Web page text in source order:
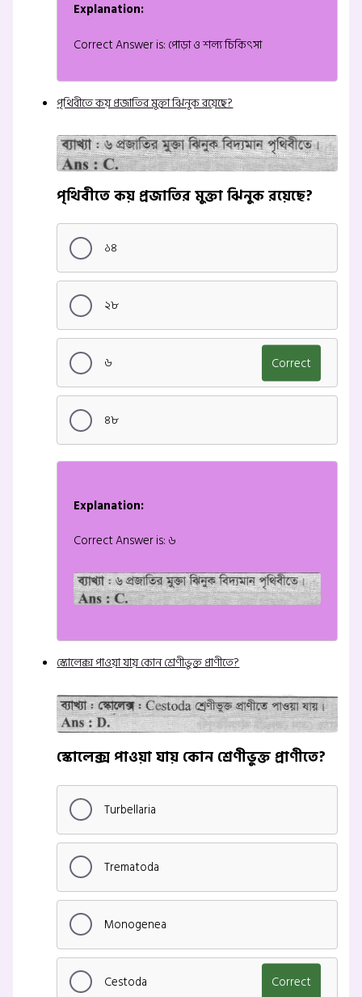
Explanation:
Correct Answer is: পোড়া ও শল্য চিকিৎসা
পৃথিবীতে কয় প্রজাতির মুক্তা ঝিনুক রয়েছে?
পৃথিবীতে কয় প্রজাতির মুক্তা ঝিনুক রয়েছে?
১৪
২৮
৬ Correct
৪৮
Explanation:
Correct Answer is: ৬
স্কোলেক্স পাওয়া যায় কোন শ্রেণীভুক্ত প্রাণীতে?
স্কোলেক্স পাওয়া যায় কোন শ্রেণীভুক্ত প্রাণীতে?
Turbellaria
Trematoda
Monogenea
Cestoda Correct